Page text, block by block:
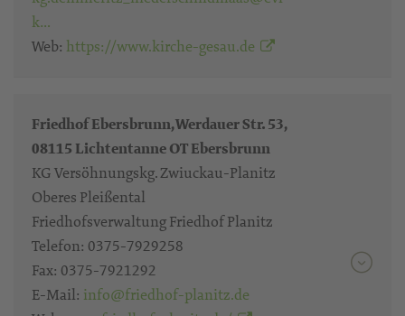
k…
Web: https://www.kirche-gesau.de
Friedhof Ebersbrunn, Werdauer Str. 53,
08115 Lichtentanne OT Ebersbrunn
KG Versöhnungskg. Zwiuckau-Planitz
Oberes Pleißental
Friedhofsverwaltung Friedhof Planitz
Telefon: 0375-7929258
Fax: 0375-7921292
E-Mail: info@friedhof-planitz.de